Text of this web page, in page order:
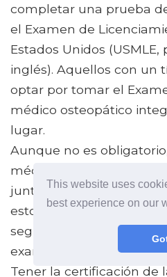
This website uses
best experience on our
completar una prueba
el Examen de
Estados Unidos (USMLE,
inglés). Aquellos con un
optar por tomar el
médico osteopático
lugar.
Aunque no es
médicos que obtengan
junta en su campo de
esto implica un examen
seguido en una fecha
examen oral que cubra
Tener la certificación de